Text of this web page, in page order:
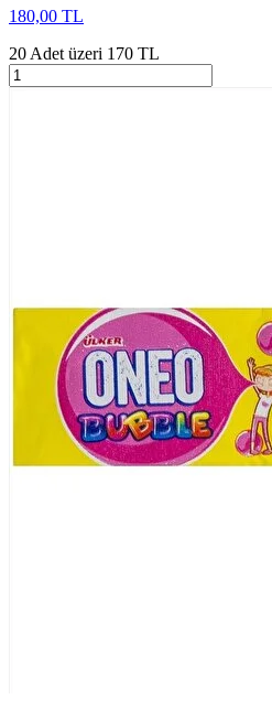
180,00 TL
20 Adet üzeri 170 TL